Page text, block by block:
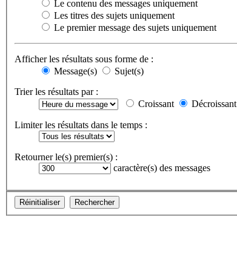
Le contenu des messages uniquement
Les titres des sujets uniquement
Le premier message des sujets uniquement
Afficher les résultats sous forme de :
Message(s)
Sujet(s)
Trier les résultats par :
Croissant
Décroissant
Limiter les résultats dans le temps :
Retourner le(s) premier(s) :
caractère(s) des messages